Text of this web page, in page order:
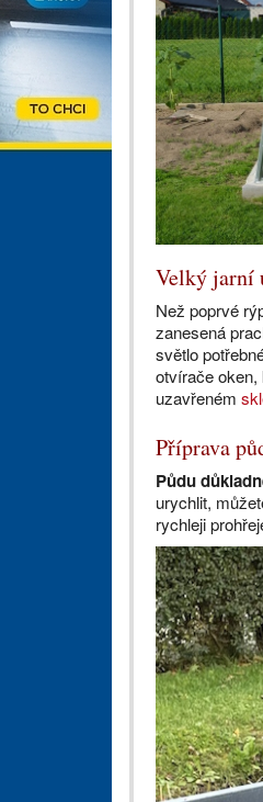
Velký jarní
Než poprvé
zanesená
světlo
otvírače oken,
uzavřeném
Příprava
Půdu
urychlit,
rychleji